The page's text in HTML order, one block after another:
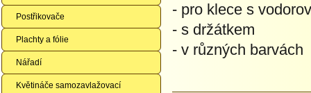
Postřikovače
Plachty a fólie
Nářadí
Květináče samozavlažovací
- pro klece s
- s držátkem
- v různých barvách